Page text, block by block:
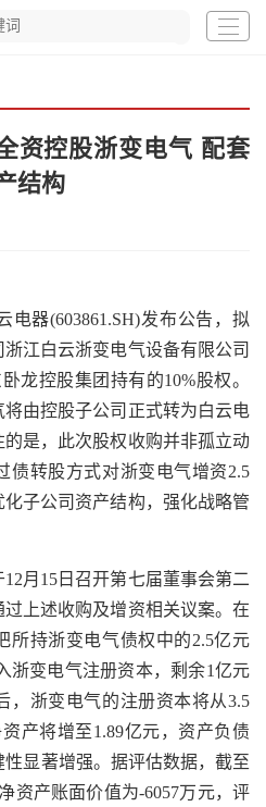
资控股浙变电气 配套
结构
器(603861.SH)发布公告，拟
江白云浙变电气设备有限公司
龙控股集团持有的10%股权。
由控股子公司正式转为白云电
是，此次股权收购并非孤立动
债转股方式对浙变电气增资2.5
子公司资产结构，强化战略管
月15日召开第七届董事会第二
上述收购及增资相关议案。在
所持浙变电气债权中的2.5亿元
浙变电气注册资本，剩余1亿元
，浙变电气的注册资本将从3.5
产将增至1.89亿元，资产负债
性显著增强。据评估数据，截至
资产账面价值为-6057万元，评